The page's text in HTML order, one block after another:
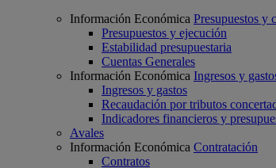
Información Económica Presupuestos y
Presupuestos y ejecución
Estabilidad presupuestaria
Cuentas Generales
Información Económica Ingresos y
Ingresos y gastos
Recaudación por tributos
Indicadores financieros y
Avales
Información Económica Contratación
Contratos